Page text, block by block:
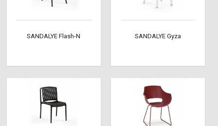
SANDALYE Flash-N SANDALYE Gyza